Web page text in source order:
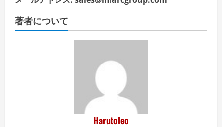
著者について
Harutoleo